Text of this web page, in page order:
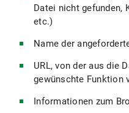
Datei nicht gefunden,
etc.)
Name der
URL, von der aus die
gewünschte Funktion
Informationen zum